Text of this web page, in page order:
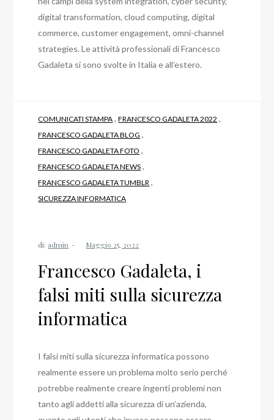
digital transformation, cloud computing, digital
commerce, customer engagement, omni-channel
strategies. Le attività professionali di Francesco
Gadaleta si sono svolte in Italia e all’estero.
COMUNICATI STAMPA ,FRANCESCO GADALETA 2022 ,
FRANCESCO GADALETA BLOG ,
FRANCESCO GADALETA FOTO ,
FRANCESCO GADALETA NEWS ,
FRANCESCO GADALETA TUMBLR ,
SICUREZZA INFORMATICA
di: admin
Francesco Gadaleta, i
falsi miti sulla sicurezza
informatica
I falsi miti sulla sicurezza informatica possono
realmente essere un problema molto serio perché
potrebbe realmente creare ingenti problemi non
tanto agli addetti alla sicurezza di un’azienda,